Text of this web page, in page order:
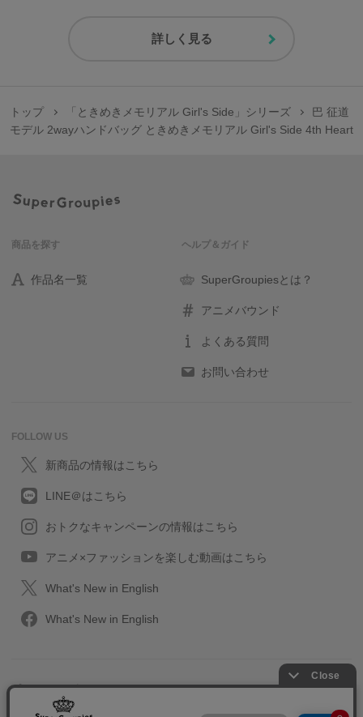
詳しく見る
トップ 「ときめきメモリアル Girl's Side」シリーズ
巴 征道
モデル 2wayハンドバッグ ときめきメモリアル Girl's Side 4th Heart
商品を探す
作品名一覧
ヘルプ＆ガイド
SuperGroupiesとは？
アニメバウンド
よくある質問
お問い合わせ
FOLLOW US
新商品の情報はこちら
LINE＠はこちら
おトクなキャンペーンの情報はこちら
アニメ×ファッションを楽しむ動画はこちら
What's New in English
What's New in English
プライバシーポリシー